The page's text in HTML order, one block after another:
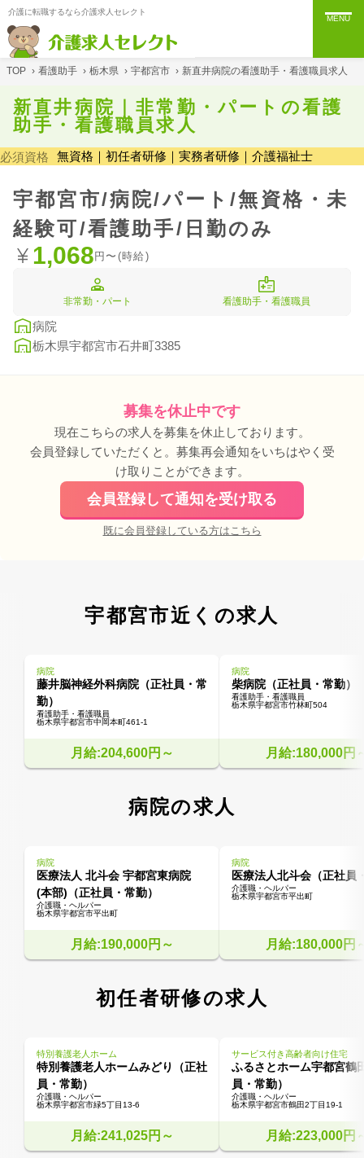
介護に転職するなら介護求人セレクト
MENU
TOP › 看護助手 › 栃木県 › 宇都宮市 › 新直井病院の看護助手・看護職員求人
新直井病院｜非常勤・パートの看護
助手・看護職員求人
必須資格 無資格｜初任者研修｜実務者研修｜介護福祉士
宇都宮市/病院/パート/無資格・未
経験可/看護助手/日勤のみ
1,068円〜(時給)
非常勤・パート 看護助手・看護職員
病院
栃木県宇都宮市石井町3385
募集を休止中です
現在こちらの求人を募集を休止しております。
会員登録していただくと。募集再会通知をいちはやく受
け取りことができます。
会員登録して通知を受け取る
既に会員登録している方はこちら
宇都宮市近くの求人
病院
藤井脳神経外科病院（正社員・常
勤）
看護助手・看護職員
栃木県宇都宮市中岡本町461-1
月給:204,600円～
病院
柴病院（正社員・常勤）
看護助手・看護職員
栃木県宇都宮市竹林町504
月給:180,000円
病院の求人
病院
医療法人 北斗会 宇都宮東病院
(本部)（正社員・常勤）
介護職・ヘルパー
栃木県宇都宮市平出町
月給:190,000円～
病院
医療法人北斗会（正社員
介護職・ヘルパー
栃木県宇都宮市平出町
月給:180,000円
初任者研修の求人
特別養護老人ホーム
特別養護老人ホームみどり（正社
員・常勤）
介護職・ヘルパー
栃木県宇都宮市緑5丁目13-6
月給:241,025円～
サービス付き高齢者向け住宅
ふるさとホーム宇都宮鶴
員・常勤）
介護職・ヘルパー
栃木県宇都宮市鶴田2丁目19-1
月給:223,000円